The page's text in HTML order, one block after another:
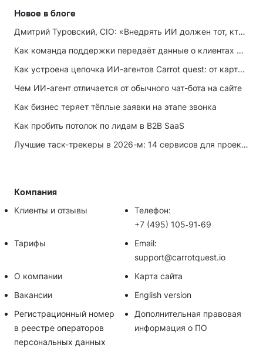
Новое в блоге
Дмитрий Туровский, CIO: «Внедрять ИИ должен тот, кто ИИ не любит»
Как команда поддержки передаёт данные о клиентах маркетингу
Как устроена цепочка ИИ-агентов Carrot quest: от карточки лида до записи на встречу
Чем ИИ-агент отличается от обычного чат-бота на сайте
Как бизнес теряет тёплые заявки на этапе звонка
Как пробить потолок по лидам в B2B SaaS
Лучшие таск-трекеры в 2026-м: 14 сервисов для проектов и личных задач
Компания
Клиенты и отзывы
Телефон:
+7 (495) 105‑91‑69
Тарифы
Email:
support@carrotquest.io
О компании
Карта сайта
Вакансии
English version
Регистрационный номер
в реестре операторов
персональных данных
Дополнительная правовая
информация о ПО